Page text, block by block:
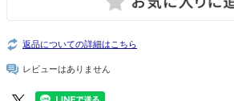
返品についての詳細はこちら
レビューはありません